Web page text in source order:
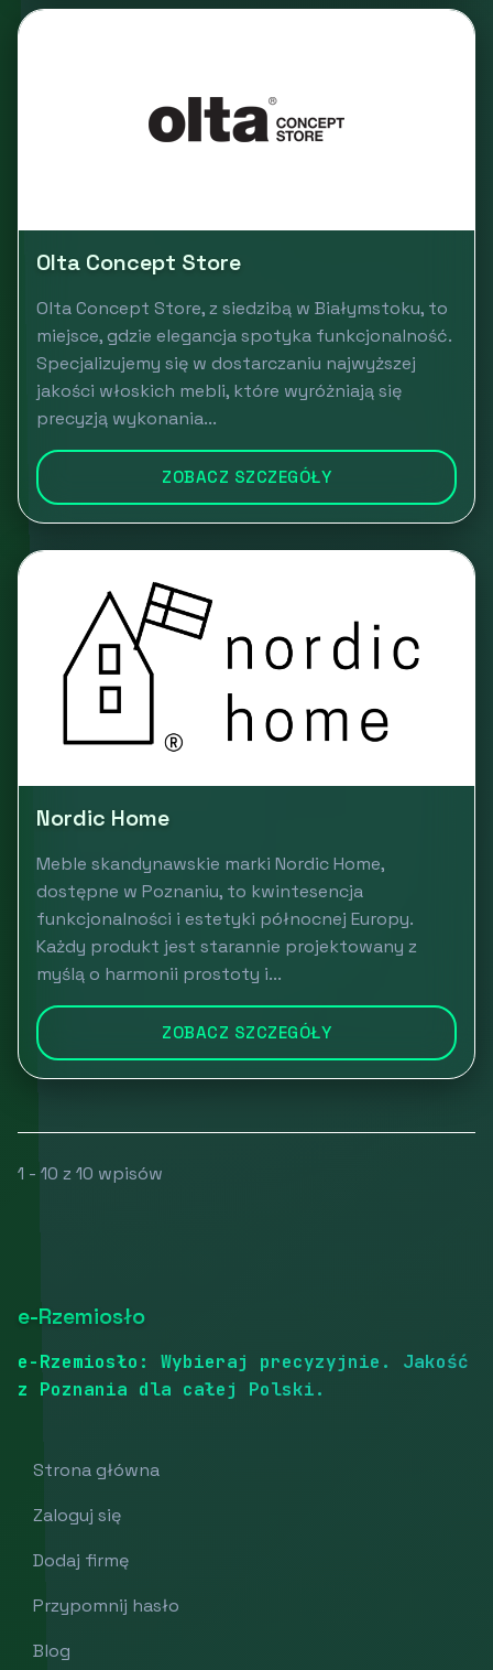
Olta Concept Store
Olta Concept Store, z siedzibą w Białymstoku, to
miejsce, gdzie elegancja spotyka funkcjonalność.
Specjalizujemy się w dostarczaniu najwyższej
jakości włoskich mebli, które wyróżniają się
precyzją wykonania...
ZOBACZ SZCZEGÓŁY
Nordic Home
Meble skandynawskie marki Nordic Home,
dostępne w Poznaniu, to kwintesencja
funkcjonalności i estetyki północnej Europy.
Każdy produkt jest starannie projektowany z
myślą o harmonii prostoty i...
ZOBACZ SZCZEGÓŁY
1 - 10 z 10 wpisów
e-Rzemiosło
e-Rzemiosło: Wybieraj precyzyjnie. Jakość
z Poznania dla całej Polski.
Strona główna
Zaloguj się
Dodaj firmę
Przypomnij hasło
Blog